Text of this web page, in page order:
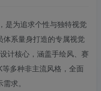
，是为追求个性与独特视觉
系量身打造的专属视觉
计核心，涵盖手绘风、赛
多种非主流风格，全面
求。